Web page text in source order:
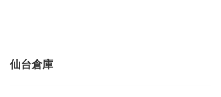
仙台倉庫